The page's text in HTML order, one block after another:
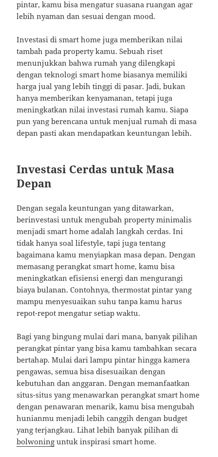
pintar, kamu bisa mengatur suasana ruangan agar
lebih nyaman dan sesuai dengan mood.
Investasi di smart home juga memberikan nilai
tambah pada property kamu. Sebuah riset
menunjukkan bahwa rumah yang dilengkapi
dengan teknologi smart home biasanya memiliki
harga jual yang lebih tinggi di pasar. Jadi, bukan
hanya memberikan kenyamanan, tetapi juga
meningkatkan nilai investasi rumah kamu. Siapa
pun yang berencana untuk menjual rumah di masa
depan pasti akan mendapatkan keuntungan lebih.
Investasi Cerdas untuk Masa
Depan
Dengan segala keuntungan yang ditawarkan,
berinvestasi untuk mengubah property minimalis
menjadi smart home adalah langkah cerdas. Ini
tidak hanya soal lifestyle, tapi juga tentang
bagaimana kamu menyiapkan masa depan. Dengan
memasang perangkat smart home, kamu bisa
meningkatkan efisiensi energi dan mengurangi
biaya bulanan. Contohnya, thermostat pintar yang
mampu menyesuaikan suhu tanpa kamu harus
repot-repot mengatur setiap waktu.
Bagi yang bingung mulai dari mana, banyak pilihan
perangkat pintar yang bisa kamu tambahkan secara
bertahap. Mulai dari lampu pintar hingga kamera
pengawas, semua bisa disesuaikan dengan
kebutuhan dan anggaran. Dengan memanfaatkan
situs-situs yang menawarkan perangkat smart home
dengan penawaran menarik, kamu bisa mengubah
hunianmu menjadi lebih canggih dengan budget
yang terjangkau. Lihat lebih banyak pilihan di
bolwoning untuk inspirasi smart home.